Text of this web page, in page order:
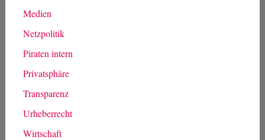
Medien
Netzpolitik
Piraten intern
Privatsphäre
Transparenz
Urheberrecht
Wirtschaft